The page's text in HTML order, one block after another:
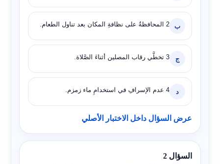
ب 2 المحافظةُ على نظافةِ المكان بعد تناول الطعام.
ج 3 تخطَّي رقاب المصلين أثناءَ الصَّلاة.
د 4 عدم الإسرافِ في استخدامِ ماء زمزم.
عرض السؤال داخل الاختبار الأصلي
السؤال 2